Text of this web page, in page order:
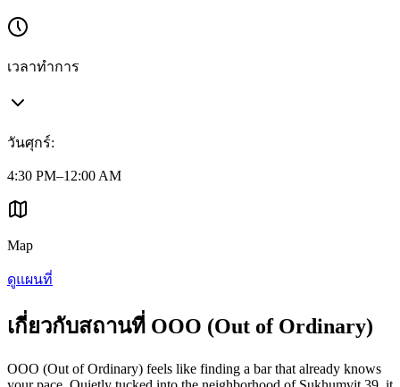
เวลาทำการ
วันศุกร์:
4:30 PM–12:00 AM
Map
ดูแผนที่
เกี่ยวกับสถานที่ OOO (Out of Ordinary)
OOO (Out of Ordinary) feels like finding a bar that already knows